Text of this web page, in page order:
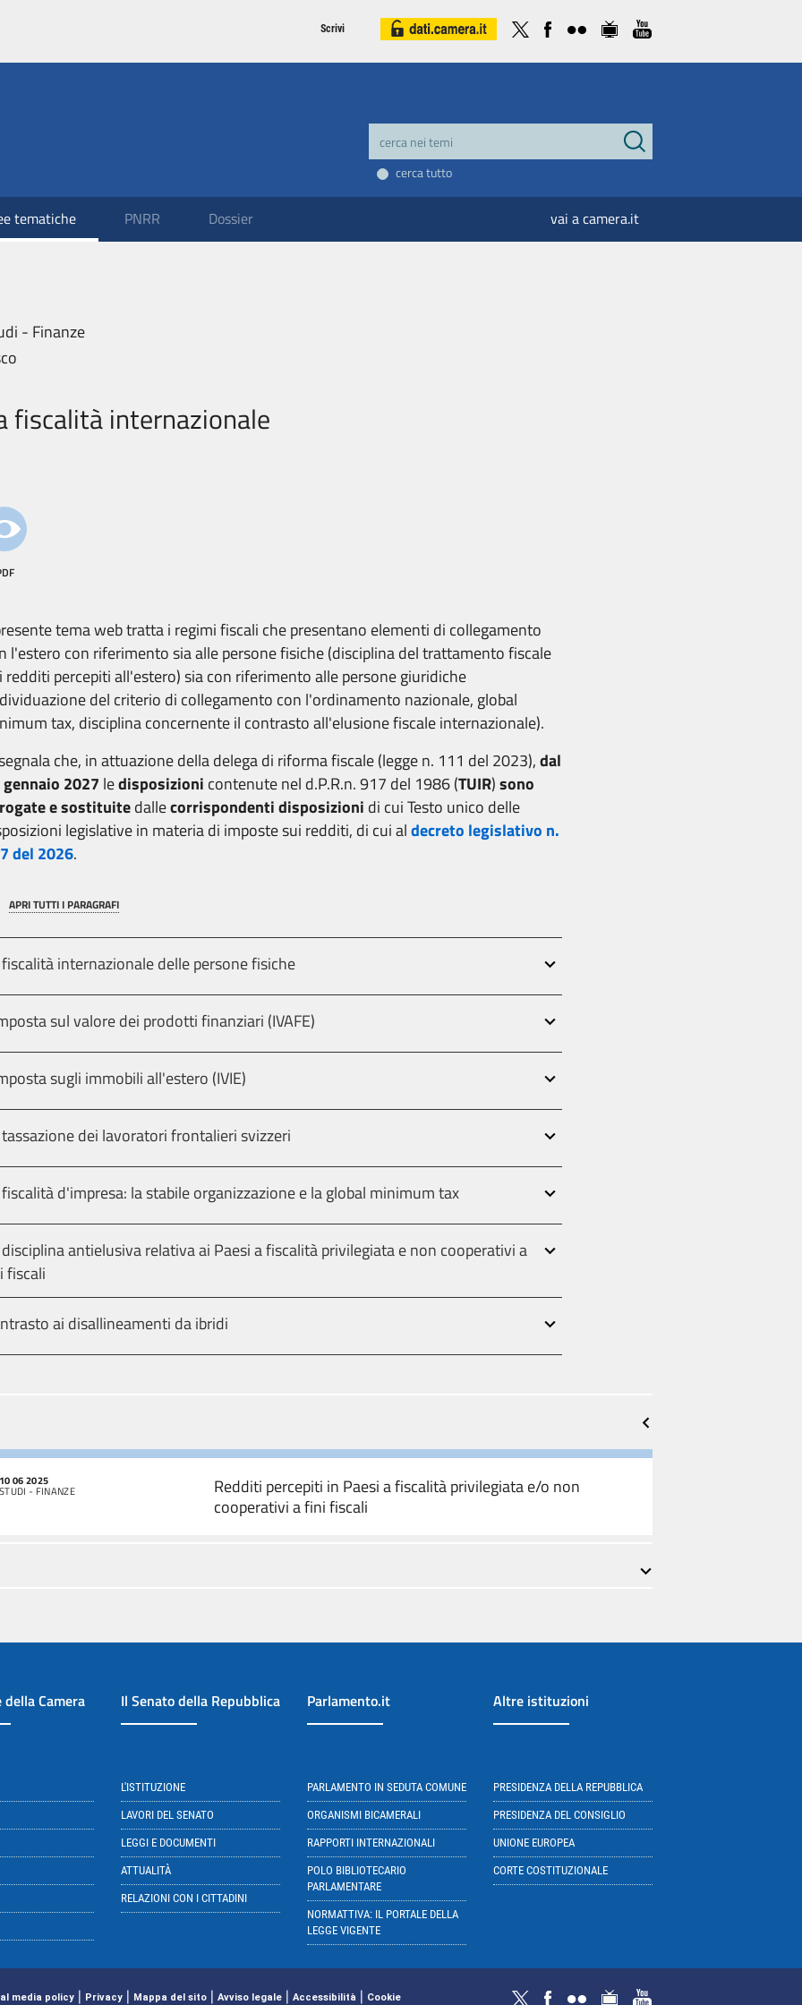
Scrivi
cerca tutto
tematiche PNRR Dossier vai a camera.it
- Finanze
fiscalità internazionale
tema web tratta i regimi fiscali che presentano elementi di collegamento
l'estero con riferimento sia alle persone fisiche (disciplina del trattamento fiscale
redditi percepiti all'estero) sia con riferimento alle persone giuridiche
del criterio di collegamento con l'ordinamento nazionale, global
tax, disciplina concernente il contrasto all'elusione fiscale internazionale).
che, in attuazione della delega di riforma fiscale (legge n. 111 del 2023),dal
gennaio 2027 ledisposizioni contenute nel d.P.R.n. 917 del 1986 (TUIR)sono
e sostituitedallecorrispondenti disposizioni di cui Testo unico delle
legislative in materia di imposte sui redditi, di cui aldecreto legislativo n.
del 2026.
APRI TUTTI I PARAGRAFI
internazionale delle persone fisiche
sul valore dei prodotti finanziari (IVAFE)
sugli immobili all'estero (IVIE)
dei lavoratori frontalieri svizzeri
d'impresa: la stabile organizzazione e la global minimum tax
antielusiva relativa ai Paesi a fiscalità privilegiata e non cooperativi a
fiscali
ai disallineamenti da ibridi
10 06 2025
STUDI - FINANZE
Redditi percepiti in Paesi a fiscalità privilegiata e/o non
cooperativi a fini fiscali
Camera Il Senato della Repubblica
L'ISTITUZIONE
LAVORI DEL SENATO
LEGGI E DOCUMENTI
ATTUALITÀ
RELAZIONI CON I CITTADINI
Parlamento.it
PARLAMENTO IN SEDUTA COMUNE
ORGANISMI BICAMERALI
RAPPORTI INTERNAZIONALI
POLO BIBLIOTECARIO
PARLAMENTARE
NORMATTIVA: IL PORTALE DELLA
LEGGE VIGENTE
Altre istituzioni
PRESIDENZA DELLA REPUBBLICA
PRESIDENZA DEL CONSIGLIO
UNIONE EUROPEA
CORTE COSTITUZIONALE
media policy | Privacy | Mappa del sito | Avviso legale | Accessibilità | Cookie